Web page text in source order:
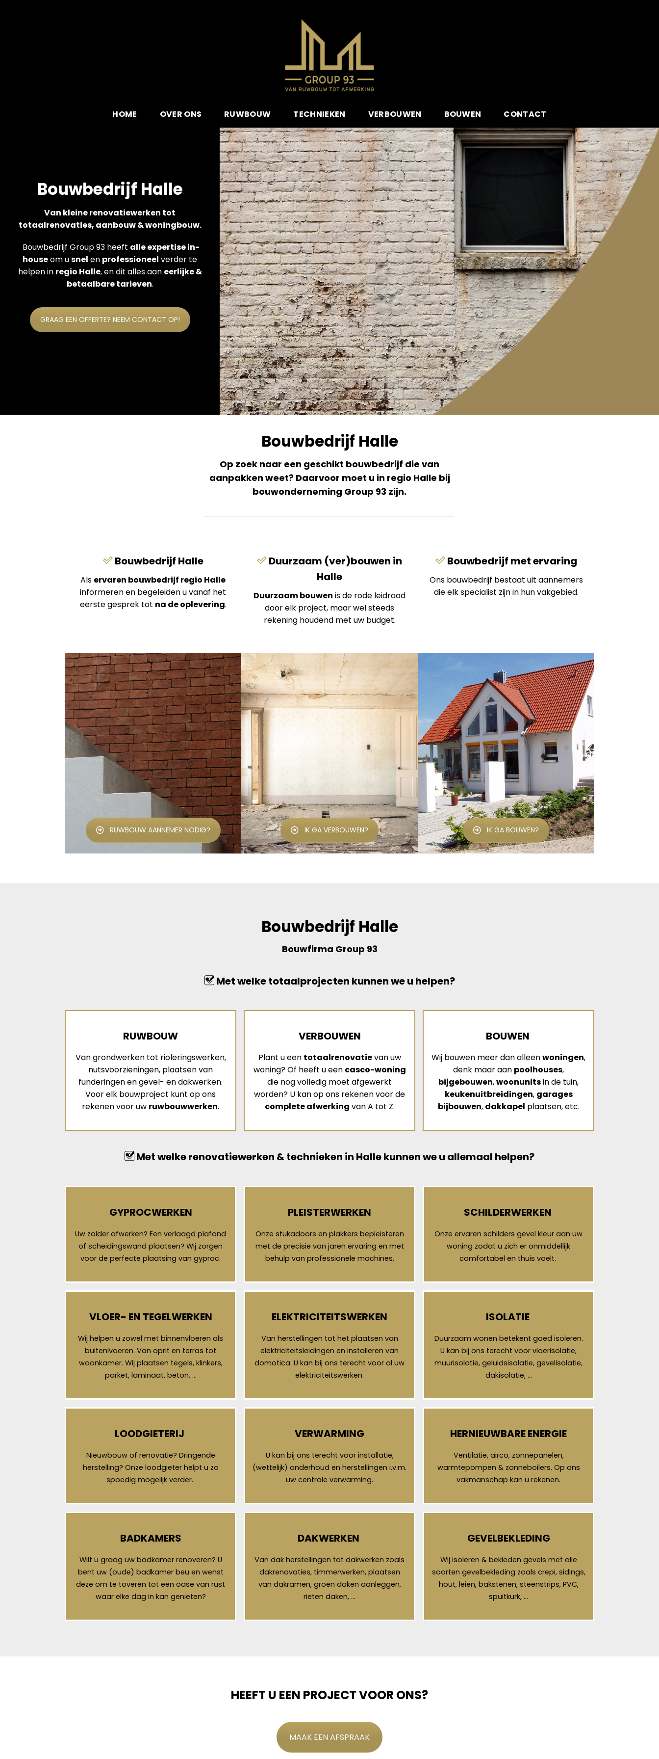
HOME OVER ONS RUWBOUW TECHNIEKEN VERBOUWEN BOUWEN CONTACT
Bouwbedrijf Halle
Van kleine renovatiewerken tot
totaalrenovaties, aanbouw & woningbouw.
Bouwbedrijf Group 93 heeft alle expertise in-
houseom usnel en professioneel verder te
helpen in regio Halle, en dit alles aan eerlijke &
betaalbare tarieven.
GRAAG EEN OFFERTE? NEEM CONTACT OP!
Bouwbedrijf Halle
Op zoek naar een geschikt bouwbedrijf die van
aanpakken weet? Daarvoor moet u in regio Halle bij
bouwonderneming Group 93 zijn.
Bouwbedrijf Halle
Als ervaren bouwbedrijf regio Halle
informeren en begeleiden u vanaf het
eerste gesprek tot na de oplevering.
Duurzaam (ver)bouwen in
Halle
Duurzaam bouwen is de rode leidraad
door elk project, maar wel steeds
rekening houdend met uw budget.
Bouwbedrijf met ervaring
Ons bouwbedrijf bestaat uit aannemers
die elk specialist zijn in hun vakgebied.
RUWBOUW AANNEMER NODIG? IK GA VERBOUWEN? IK GA BOUWEN?
Bouwbedrijf Halle
Bouwfirma Group 93
Met welke totaalprojecten kunnen we u helpen?
RUWBOUW
Van grondwerken tot rioleringswerken,
nutsvoorzieningen, plaatsen van
funderingen en gevel- en dakwerken.
Voor elk bouwproject kunt op ons
rekenen voor uw ruwbouwwerken.
VERBOUWEN
Plant u een totaalrenovatievan uw
woning? Of heeft u een casco-woning
die nog volledig moet afgewerkt
worden? U kan op ons rekenen voor de
complete afwerking van A tot Z.
BOUWEN
Wij bouwen meer dan alleenwoningen,
denk maar aan poolhouses,
bijgebouwen,woonunitsin de tuin,
keukenuitbreidingen, garages
bijbouwen, dakkapel plaatsen, etc.
Met welke renovatiewerken & technieken in Halle kunnen we u allemaal helpen?
GYPROCWERKEN
Uw zolder afwerken? Een verlaagd plafond
of scheidingswand plaatsen? Wij zorgen
voor de perfecte plaatsing van gyproc.
PLEISTERWERKEN
Onze stukadoors en plakkers bepleisteren
met de precisie van jaren ervaring en met
behulp van professionele machines.
SCHILDERWERKEN
Onze ervaren schilders gevel kleur aan uw
woning zodat u zich er onmiddellijk
comfortabel en thuis voelt.
VLOER- EN TEGELWERKEN
Wij helpen u zowel met binnenvloeren als
buitenlvoeren. Van oprit en terras tot
woonkamer. Wij plaatsen tegels, klinkers,
parket, laminaat, beton, …
ELEKTRICITEITSWERKEN
Van herstellingen tot het plaatsen van
elektriciteitsleidingen en installeren van
domotica. U kan bij ons terecht voor al uw
elektriciteitswerken.
ISOLATIE
Duurzaam wonen betekent goed isoleren.
U kan bij ons terecht voor vloerisolatie,
muurisolatie, geluidsisolatie, gevelisolatie,
dakisolatie, …
LOODGIETERIJ
Nieuwbouw of renovatie? Dringende
herstelling? Onze loodgieter helpt u zo
spoedig mogelijk verder.
VERWARMING
U kan bij ons terecht voor installatie,
(wettelijk) onderhoud en herstellingen i.v.m.
uw centrale verwarming.
HERNIEUWBARE ENERGIE
Ventilatie, airco, zonnepanelen,
warmtepompen & zonneboilers. Op ons
vakmanschap kan u rekenen.
BADKAMERS
Wilt u graag uw badkamer renoveren? U
bent uw (oude) badkamer beu en wenst
deze om te toveren tot een oase van rust
waar elke dag in kan genieten?
DAKWERKEN
Van dak herstellingen tot dakwerken zoals
dakrenovaties, timmerwerken, plaatsen
van dakramen, groen daken aanleggen,
rieten daken, …
GEVELBEKLEDING
Wij isoleren & bekleden gevels met alle
soorten gevelbekleding zoals crepi, sidings,
hout, leien, bakstenen, steenstrips, PVC,
spuitkurk, …
HEEFT U EEN PROJECT VOOR ONS?
MAAK EEN AFSPRAAK